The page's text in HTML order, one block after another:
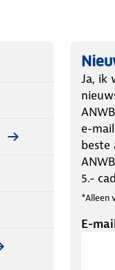
Ja, ik
e-
beste
5.-
*Alleen
E-